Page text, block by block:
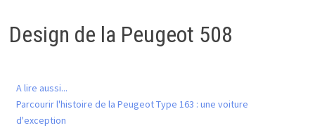
Design de la Peugeot 508
A lire aussi...
Parcourir l'histoire de la Peugeot Type 163 : une voiture
d'exception